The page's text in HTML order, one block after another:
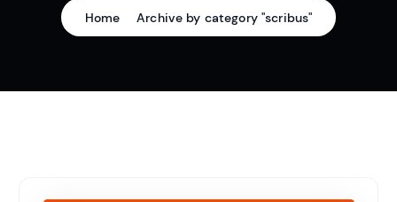
Home Archive by category "scribus"